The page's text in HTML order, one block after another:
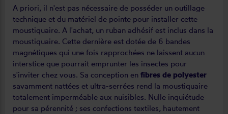
A priori, il n'est pas nécessaire de posséder un outillage
technique et du matériel de pointe pour installer cette
moustiquaire. A l'achat, un ruban adhésif est inclus dans la
moustiquaire. Cette dernière est dotée de 6 bandes
magnétiques qui une fois rapprochées ne laissent aucun
interstice que pourrait emprunter les insectes pour
s'inviter chez vous. Sa conception en fibres de polyester
savamment nattées et ultra-serrées rend la moustiquaire
totalement imperméable aux nuisibles. Nulle inquiétude
pour sa pérennité ; ses confections textiles, hautement